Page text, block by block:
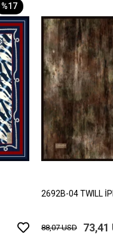
%17
2692B-04 TWILL
88,07 USD 73,41